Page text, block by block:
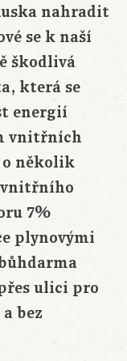
nahradit
se k naší
škodlivá
která se
energií
vnitřních
několik
7%
plynovými
ulici pro
bez